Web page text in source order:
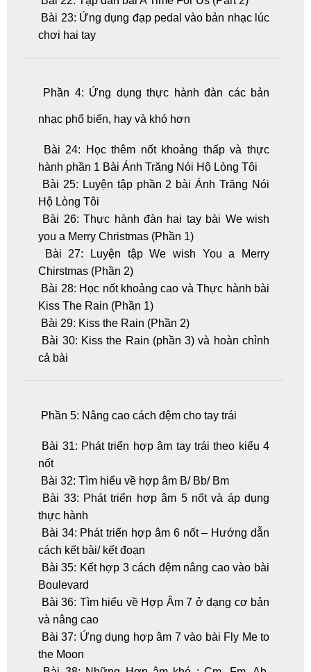
Bài 23: Ứng dụng đạp pedal vào bản nhạc lúc
chơi hai tay
Phần 4: Ứng dụng thực hành đàn các bản
nhạc phổ biến, hay và khó hơn
Bài 24: Học thêm nốt khoảng thấp và thực
hành phần 1 Bài Ánh Trăng Nói Hộ Lòng Tôi
Bài 25: Luyện tập phần 2 bài Ánh Trăng Nói
Hộ Lòng Tôi
Bài 26: Thực hành đàn hai tay bài We wish
you a Merry Christmas (Phần 1)
Bài 27: Luyện tập We wish You a Merry
Chirstmas (Phần 2)
Bài 28: Học nốt khoảng cao và Thực hành bài
Kiss The Rain (Phần 1)
Bài 29: Kiss the Rain (Phần 2)
Bài 30: Kiss the Rain (phần 3) và hoàn chỉnh
cả bài
Phần 5: Nâng cao cách đệm cho tay trái
Bài 31: Phát triển hợp âm tay trái theo kiểu 4
nốt
Bài 32: Tìm hiểu về hợp âm B/ Bb/ Bm
Bài 33: Phát triển hợp âm 5 nốt và áp dụng
thực hành
Bài 34: Phát triển hợp âm 6 nốt – Hướng dẫn
cách kết bài/ kết đoạn
Bài 35: Kết hợp 3 cách đệm nâng cao vào bài
Boulevard
Bài 36: Tìm hiểu về Hợp Âm 7 ở dạng cơ bản
và nâng cao
Bài 37: Ứng dụng hợp âm 7 vào bài Fly Me to
the Moon